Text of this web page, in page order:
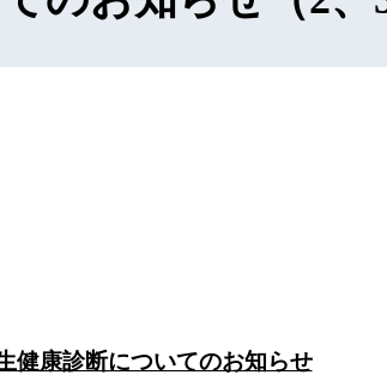
健康診断についてのお知らせ